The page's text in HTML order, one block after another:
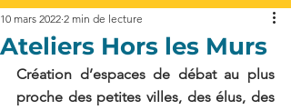
Ateliers Hors les Murs
10 mars 2022 2 min de lecture
Création d’espaces de débat au plus
proche des petites villes, des élus, des